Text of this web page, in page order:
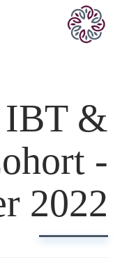
IBT &
-
2022